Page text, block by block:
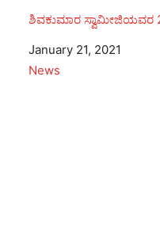
ಶಿವಕುಮಾರ ಸ್ವಾಮೀಜಿಯವರ
Date
January 21, 2021
In relation to
News